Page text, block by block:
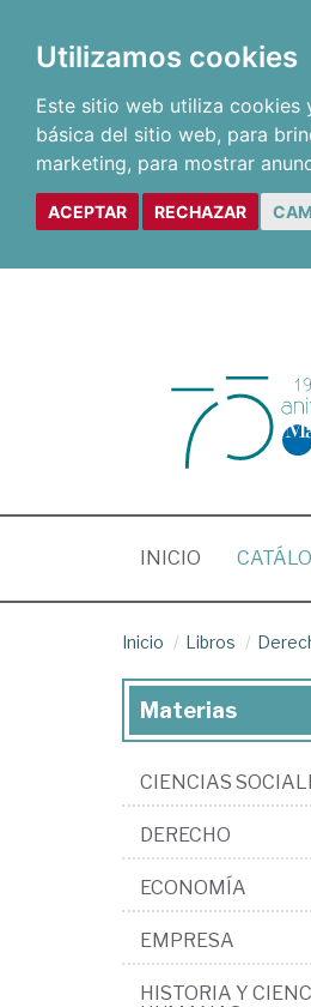
Utilizamos cookies
Este sitio web utiliza cookies
básica del sitio web, para
marketing, para mostrar
ACEPTAR RECHAZAR
INICIO (CURRENT)
Inicio Libros
Materias
CIENCIAS
DERECHO
ECONOMÍA
EMPRESA
HISTORIA Y